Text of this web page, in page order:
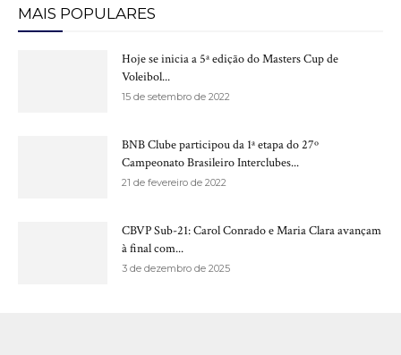
MAIS POPULARES
Hoje se inicia a 5ª edição do Masters Cup de
Voleibol...
15 de setembro de 2022
BNB Clube participou da 1ª etapa do 27º
Campeonato Brasileiro Interclubes...
21 de fevereiro de 2022
CBVP Sub-21: Carol Conrado e Maria Clara avançam
à final com...
3 de dezembro de 2025